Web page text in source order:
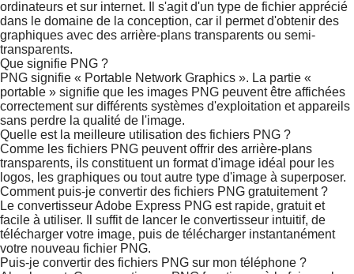
ordinateurs et sur internet. Il s'agit d'un type de fichier apprécié
dans le domaine de la conception, car il permet d'obtenir des
graphiques avec des arrière-plans transparents ou semi-
transparents.
Que signifie PNG ?
PNG signifie « Portable Network Graphics ». La partie «
portable » signifie que les images PNG peuvent être affichées
correctement sur différents systèmes d'exploitation et appareils
sans perdre la qualité de l'image.
Quelle est la meilleure utilisation des fichiers PNG ?
Comme les fichiers PNG peuvent offrir des arrière-plans
transparents, ils constituent un format d'image idéal pour les
logos, les graphiques ou tout autre type d'image à superposer.
Comment puis-je convertir des fichiers PNG gratuitement ?
Le convertisseur Adobe Express PNG est rapide, gratuit et
facile à utiliser. Il suffit de lancer le convertisseur intuitif, de
télécharger votre image, puis de télécharger instantanément
votre nouveau fichier PNG.
Puis-je convertir des fichiers PNG sur mon téléphone ?